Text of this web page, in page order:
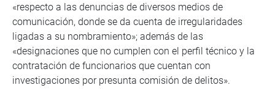
«respecto a las denuncias de diversos medios de
comunicación, donde se da cuenta de irregularidades
ligadas a su nombramiento»; además de las
«designaciones que no cumplen con el perfil técnico y la
contratación de funcionarios que cuentan con
investigaciones por presunta comisión de delitos».